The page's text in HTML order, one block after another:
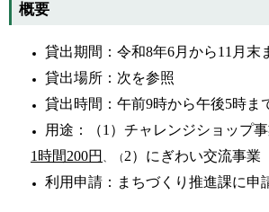
概要
貸出期間：令和8年6月から11月末
貸出場所：次を参照
貸出時間：午前9時から午後5時ま
用途：（1）チャレンジショップ
1時間200円 、（ 2）にぎわい交流事
利用申請：まちづくり推進課に申